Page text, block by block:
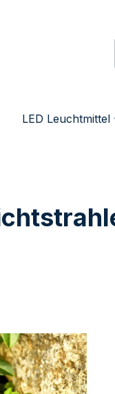
LED Leuchtmittel